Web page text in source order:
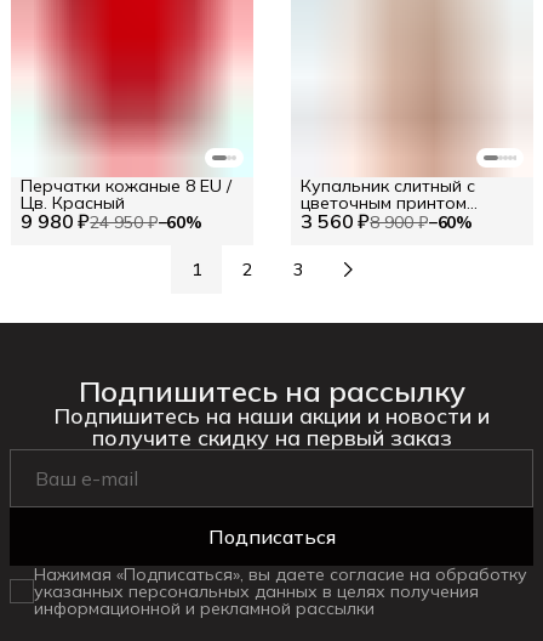
9 980 ₽24 950 ₽−60%
Перчатки кожаные 8 EU /
Цв. Красный
3 560 ₽8 900 ₽−60%
Купальник слитный с
цветочным принтом
Ritratti RU 46 / EU 40 / M
1 2 3
Подпишитесь на рассылку
Подпишитесь на наши акции и новости и
получите скидку на первый заказ
Подписаться
Нажимая «Подписаться», вы даете согласие на обработку
указанных персональных данных в целях получения
информационной и рекламной рассылки